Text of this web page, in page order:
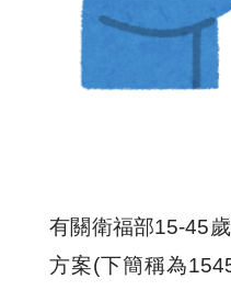
有關衛福部15-45
方案(下簡稱為